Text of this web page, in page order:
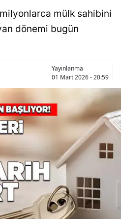
mülk sahibini
dönemi bugün
Yayınlanma
01 Mart 2026 - 20:59